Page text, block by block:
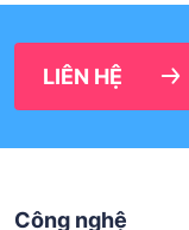
LIÊN HỆ
Công nghệ